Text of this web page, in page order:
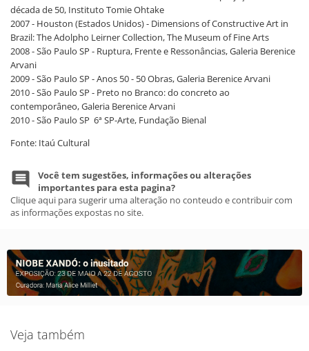
década de 50, Instituto Tomie Ohtake
2007 - Houston (Estados Unidos) - Dimensions of Constructive Art in
Brazil: The Adolpho Leirner Collection, The Museum of Fine Arts
2008 - São Paulo SP - Ruptura, Frente e Ressonâncias, Galeria Berenice
Arvani
2009 - São Paulo SP - Anos 50 - 50 Obras, Galeria Berenice Arvani
2010 - São Paulo SP - Preto no Branco: do concreto ao
contemporâneo, Galeria Berenice Arvani
2010 - São Paulo SP 6ª SP-Arte, Fundação Bienal
Fonte: Itaú Cultural
Você tem sugestões, informações ou alterações
importantes para esta pagina?
Clique aqui para sugerir uma alteração no conteudo e contribuir com
as informações expostas no site.
Veja também